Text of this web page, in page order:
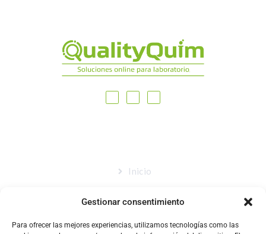
Gestionar consentimiento
Para ofrecer las mejores experiencias, utilizamos tecnologías como las
Inicio
Catálogo